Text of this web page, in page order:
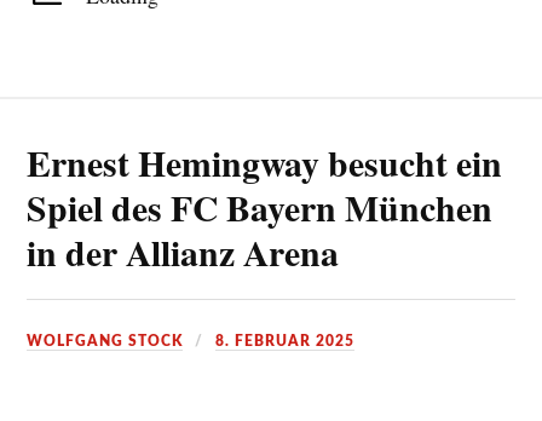
Ernest Hemingway besucht ein
Spiel des FC Bayern München
in der Allianz Arena
WOLFGANG STOCK 8. FEBRUAR 2025